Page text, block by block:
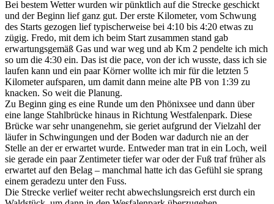
Bei bestem Wetter wurden wir pünktlich auf die Strecke geschickt
und der Beginn lief ganz gut. Der erste Kilometer, vom Schwung
des Starts gezogen lief typischerweise bei 4:10 bis 4:20 etwas zu
zügig. Fredo, mit dem ich beim Start zusammen stand gab
erwartungsgemäß Gas und war weg und ab Km 2 pendelte ich mich
so um die 4:30 ein. Das ist die pace, von der ich wusste, dass ich sie
laufen kann und ein paar Körner wollte ich mir für die letzten 5
Kilometer aufsparen, um damit dann meine alte PB von 1:39 zu
knacken. So weit die Planung.
Zu Beginn ging es eine Runde um den Phönixsee und dann über
eine lange Stahlbrücke hinaus in Richtung Westfalenpark. Diese
Brücke war sehr unangenehm, sie geriet aufgrund der Vielzahl der
läufer in Schwingungen und der Boden war dadurch nie an der
Stelle an der er erwartet wurde. Entweder man trat in ein Loch, weil
sie gerade ein paar Zentimeter tiefer war oder der Fuß traf früher als
erwartet auf den Belag – manchmal hatte ich das Gefühl sie sprang
einem geradezu unter den Fuss.
Die Strecke verlief weiter recht abwechslungsreich erst durch ein